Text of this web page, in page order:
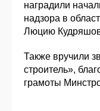
наградили
надзора в
Люцию
Также вручили
строитель»,
грамоты